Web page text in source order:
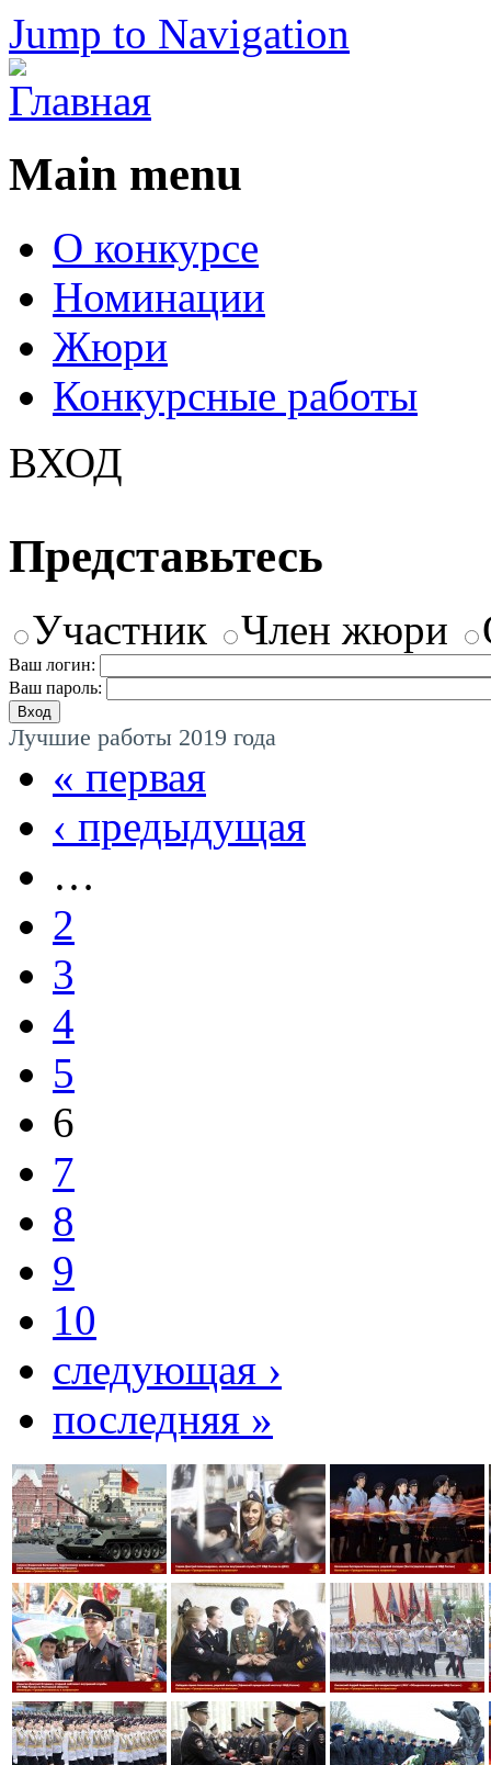
Jump to Navigation
Main menu
О конкурсе
Номинации
Жюри
Конкурсные работы
ВХОД
Представьтесь
Участник Член жюри
Ваш логин:
Ваш пароль:
Лучшие работы 2019 года
« первая
‹ предыдущая
…
2
3
4
5
6
7
8
9
10
следующая ›
последняя »